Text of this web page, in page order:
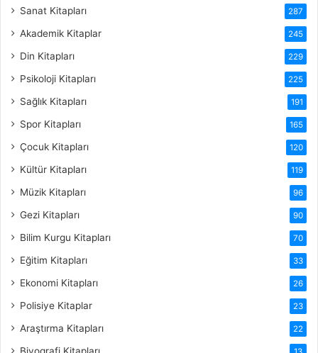
Sanat Kitapları 287
Akademik Kitaplar 245
Din Kitapları 229
Psikoloji Kitapları 225
Sağlık Kitapları 191
Spor Kitapları 165
Çocuk Kitapları 120
Kültür Kitapları 119
Müzik Kitapları 96
Gezi Kitapları 90
Bilim Kurgu Kitapları 70
Eğitim Kitapları 33
Ekonomi Kitapları 26
Polisiye Kitaplar 23
Araştırma Kitapları 22
Biyografi Kitapları